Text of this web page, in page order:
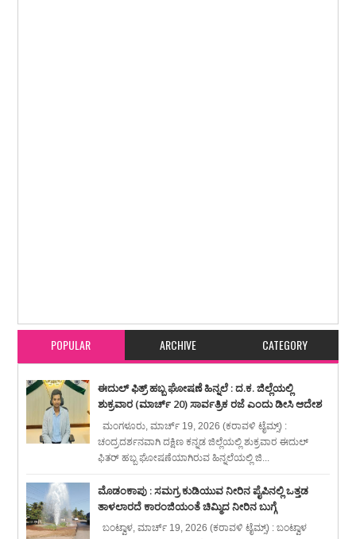
POPULAR ARCHIVE CATEGORY
ಈದುಲ್ ಫಿತ್ರ್ ಹಬ್ಬ ಘೋಷಣೆ ಹಿನ್ನಲೆ : ದ.ಕ. ಜಿಲ್ಲೆಯಲ್ಲಿ
ಶುಕ್ರವಾರ (ಮಾರ್ಚ್ 20) ಸಾರ್ವತ್ರಿಕ ರಜೆ ಎಂದು ಡೀಸಿ ಆದೇಶ
ಮಂಗಳೂರು, ಮಾರ್ಚ್ 19, 2026 (ಕರಾವಳಿ ಟೈಮ್ಸ್) :
ಚಂದ್ರದರ್ಶನವಾಗಿ ದಕ್ಷಿಣ ಕನ್ನಡ ಜಿಲ್ಲೆಯಲ್ಲಿ ಶುಕ್ರವಾರ ಈದುಲ್
ಫಿತರ್ ಹಬ್ಬ ಘೋಷಣೆಯಾಗಿರುವ ಹಿನ್ನಲೆಯಲ್ಲಿ ಜಿ...
ಮೊಡಂಕಾಪು : ಸಮಗ್ರ ಕುಡಿಯುವ ನೀರಿನ ಪೈಪಿನಲ್ಲಿ ಒತ್ತಡ
ತಾಳಲಾರದೆ ಕಾರಂಜಿಯಂತೆ ಚಿಮ್ಮಿದ ನೀರಿನ ಬುಗ್ಗೆ
ಬಂಟ್ವಾಳ, ಮಾರ್ಚ್ 19, 2026 (ಕರಾವಳಿ ಟೈಮ್ಸ್) : ಬಂಟ್ವಾಳ